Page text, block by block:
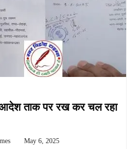
आदेश ताक पर रख कर चल रहा
May 6, 2025